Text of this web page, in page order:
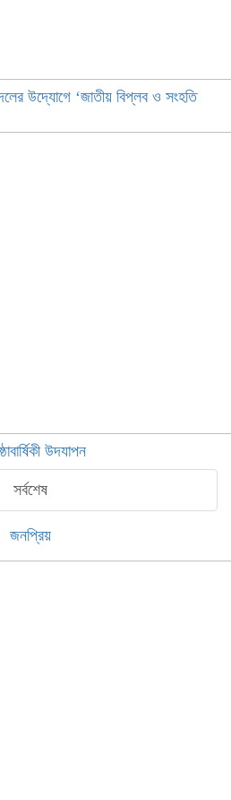
উদ্যোগে ‘জাতীয় বিপ্লব ও সংহতি
উদযাপন
সর্বশেষ
জনপ্রিয়